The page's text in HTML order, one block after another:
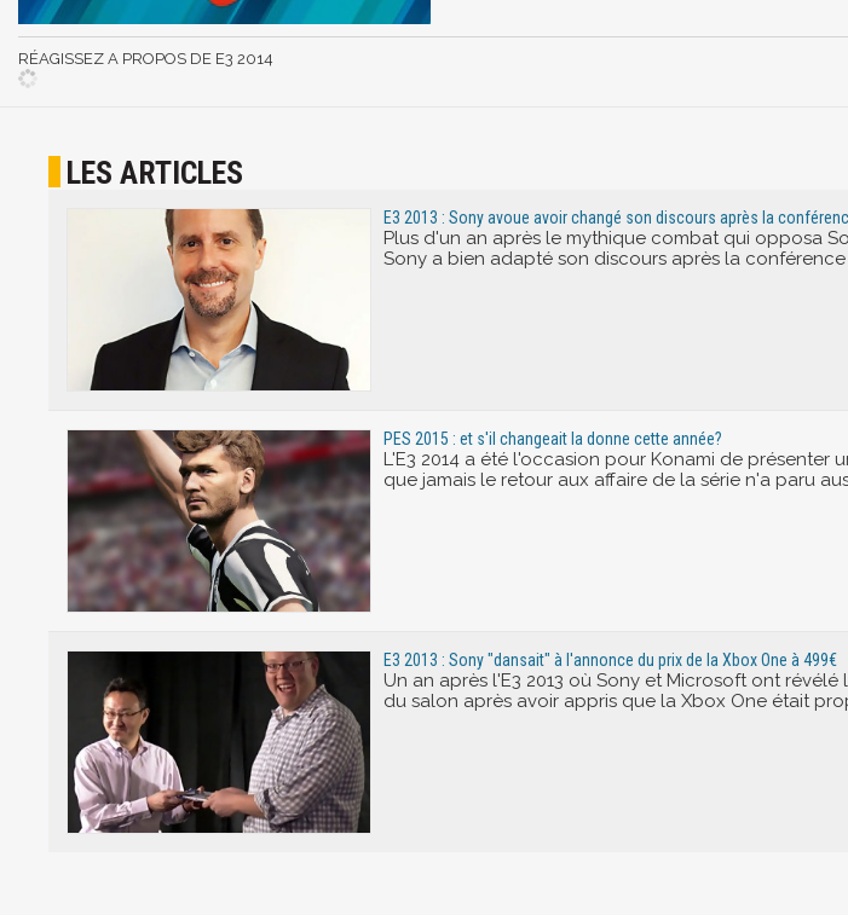
RÉAGISSEZ A PROPOS DE E3 2014
LES ARTICLES
E3 2013 : Sony avoue avoir changé son discours après la
Plus d'un an après le mythique combat qui opposa
Sony a bien adapté son discours après la
PES 2015 : et s'il changeait la donne cette année?
L'E3 2014 a été l'occasion pour Konami de présenter
que jamais le retour aux affaire de la série n'a paru
E3 2013 : Sony "dansait" à l'annonce du prix de la Xbox One à 499€
Un an après l'E3 2013 où Sony et Microsoft ont
du salon après avoir appris que la Xbox One était